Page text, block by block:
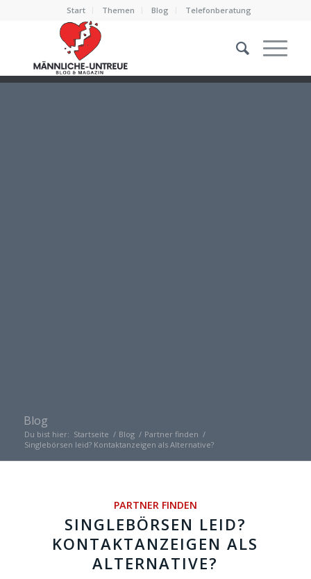
Start Themen Blog Telefonberatung
Blog
Du bist hier: Startseite / Blog / Partner finden /
Singlebörsen leid? Kontaktanzeigen als Alternative?
PARTNER FINDEN
SINGLEBÖRSEN LEID?
KONTAKTANZEIGEN ALS
ALTERNATIVE?